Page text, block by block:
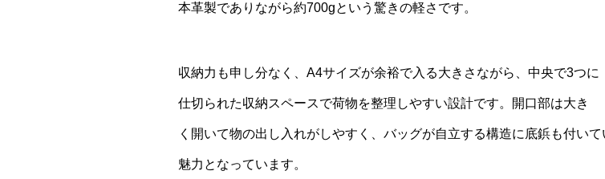
本革製でありながら約700gという驚きの軽さです。
収納力も申し分なく、A4サイズが余裕で入る大きさながら、中央で3つに
仕切られた収納スペースで荷物を整理しやすい設計です。開口部は大き
く開いて物の出し入れがしやすく、バッグが自立する構造に底鋲も付い
魅力となっています。